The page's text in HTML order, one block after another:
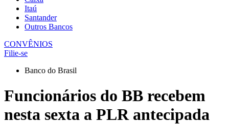
Itaú
Santander
Outros Bancos
CONVÊNIOS
Filie-se
Banco do Brasil
Funcionários do BB recebem
nesta sexta a PLR antecipada